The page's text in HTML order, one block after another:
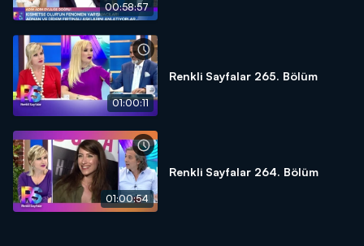
00:58:57
01:00:11
Renkli Sayfalar 265. Bölüm
01:00:54
Renkli Sayfalar 264. Bölüm